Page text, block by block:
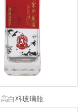
高白料玻璃瓶